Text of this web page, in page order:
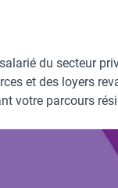
du secteur
et des loyers
votre parcours